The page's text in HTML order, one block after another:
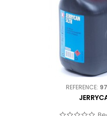
REFERENCE: